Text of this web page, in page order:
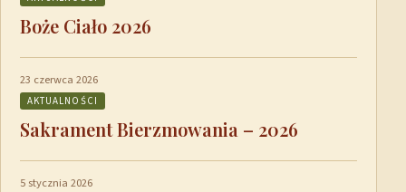
Boże Ciało 2026
23 czerwca 2026
AKTUALNOŚCI
Sakrament Bierzmowania – 2026
5 stycznia 2026